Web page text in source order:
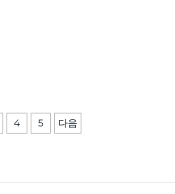
4 5 다음